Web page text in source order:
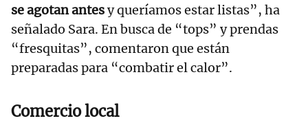
se agotan antesy queríamos estar listas”, ha
señalado Sara. En busca de “tops” y prendas
“fresquitas”, comentaron que están
preparadas para “combatir el calor”.
Comercio local